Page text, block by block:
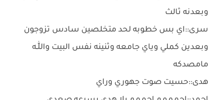
وبعدنه ثالث
سرى::اي بس خطوبه لحد متخلصين سادس تزوجون
وبعدين كملي وياي جامعه وثنينه نفس البيت واللّٰـه
مامصدكه
هدى::حسيت صوت جهوري وراي